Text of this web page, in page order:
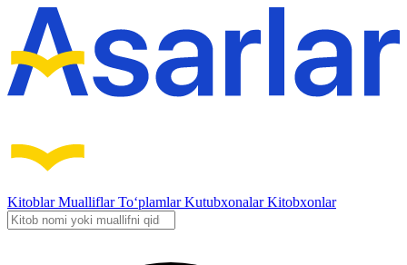
KitoblarMualliflarTo‘plamlarKutubxonalarKitobxonlar